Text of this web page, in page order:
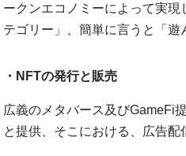
ークンエコノミーによって実
テゴリー」、簡単に言うと「遊
・NFTの発行と販売
広義のメタバース及びGameFi
と提供、そこにおける、広告配